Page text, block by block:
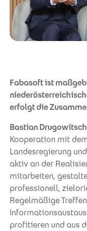
Fabasoft ist
erfolgt die
Bastian
Kooperation mit
Landesregierung
aktiv an der
mitarbeiten,
professionell,
Regelmäßige
profitieren und aus